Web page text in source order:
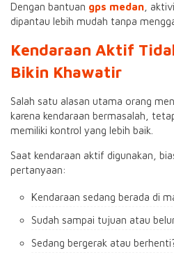
Dengan bantuan gps medan ,
dipantau lebih mudah tanpa
Kendaraan Aktif
Bikin Khawatir
Salah satu alasan utama orang
karena kendaraan bermasalah,
memiliki kontrol yang lebih baik.
Saat kendaraan aktif digunakan,
pertanyaan:
Kendaraan sedang berada di
Sudah sampai tujuan atau
Sedang bergerak atau